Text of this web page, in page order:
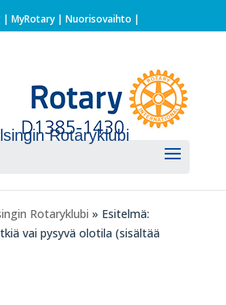
| MyRotary | Nuorisovaihto |
Rotaryklubi
Rotaryklubi » Esitelmä:
vai pysyvä olotila (sisältää